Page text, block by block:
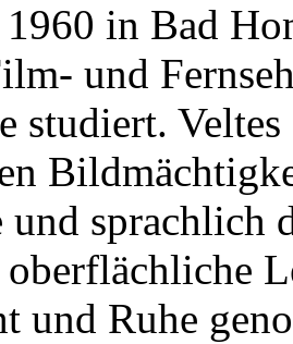
in Bad
und
studiert.
und sprachlich
oberflächliche
und Ruhe